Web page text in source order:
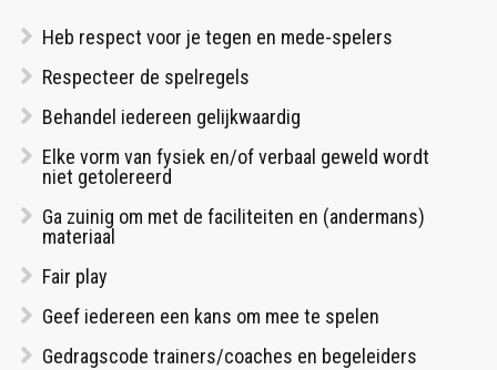
Heb respect voor je tegen en mede-spelers
Respecteer de spelregels
Behandel iedereen gelijkwaardig
Elke vorm van fysiek en/of verbaal geweld wordt
niet getolereerd
Ga zuinig om met de faciliteiten en (andermans)
materiaal
Fair play
Geef iedereen een kans om mee te spelen
Gedragscode trainers/coaches en begeleiders